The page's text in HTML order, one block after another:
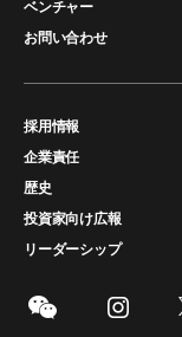
ベンチャー
お問い合わせ
採用情報
企業責任
歴史
投資家向け広報
リーダーシップ